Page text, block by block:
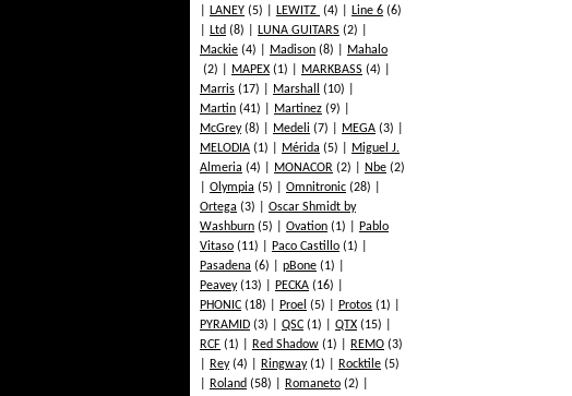
LANEY (5) LEWITZ (4) Line 6 (6)
Ltd (8) LUNA GUITARS (2)
Mackie (4) Madison (8)
Mahalo
(2)
MAPEX (1) MARKBASS (4)
Marris (17) Marshall
(10)
Martin (41) Martinez (9)
McGrey(8) Medeli (7) MEGA (3)
MELODIA (1) Mérida (5)
Miguel J.
Almeria (4) MONACOR (2) Nbe (2)
Olympia (5) Omnitronic (28)
Ortega (3)
Oscar Shmidt by
Washburn (5) Ovation (1)
Pablo
Vitaso (11) Paco Castillo (1)
Pasadena (6) pBone (1)
Peavey(13) PECKA (16)
PHONIC (18) Proel (5) Protos (1)
PYRAMID (3) QSC (1) QTX (15)
RCF (1) Red Shadow (1) REMO (3)
Rey(4) Ringway(1) Rocktile (5)
Roland (58) Romaneto (2)